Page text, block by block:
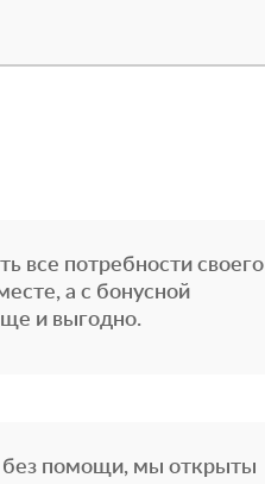
все потребности своего
а с бонусной
и выгодно.
без помощи, мы открыты